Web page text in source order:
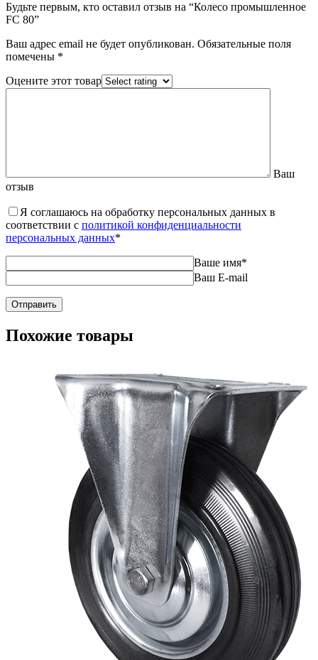
Будьте первым, кто оставил отзыв на “Колесо промышленное
FC 80”
Ваш адрес email не будет опубликован. Обязательные поля
помечены *
Оцените этот товар
Ваш
отзыв
Я соглашаюсь на обработку персональных данных в
соответствии с политикой конфиденциальности
персональных данных*
Ваше имя*
Ваш E-mail
Похожие товары